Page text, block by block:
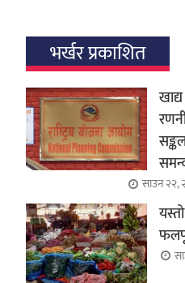
भर्खर प्रकाशित
साउन २२,